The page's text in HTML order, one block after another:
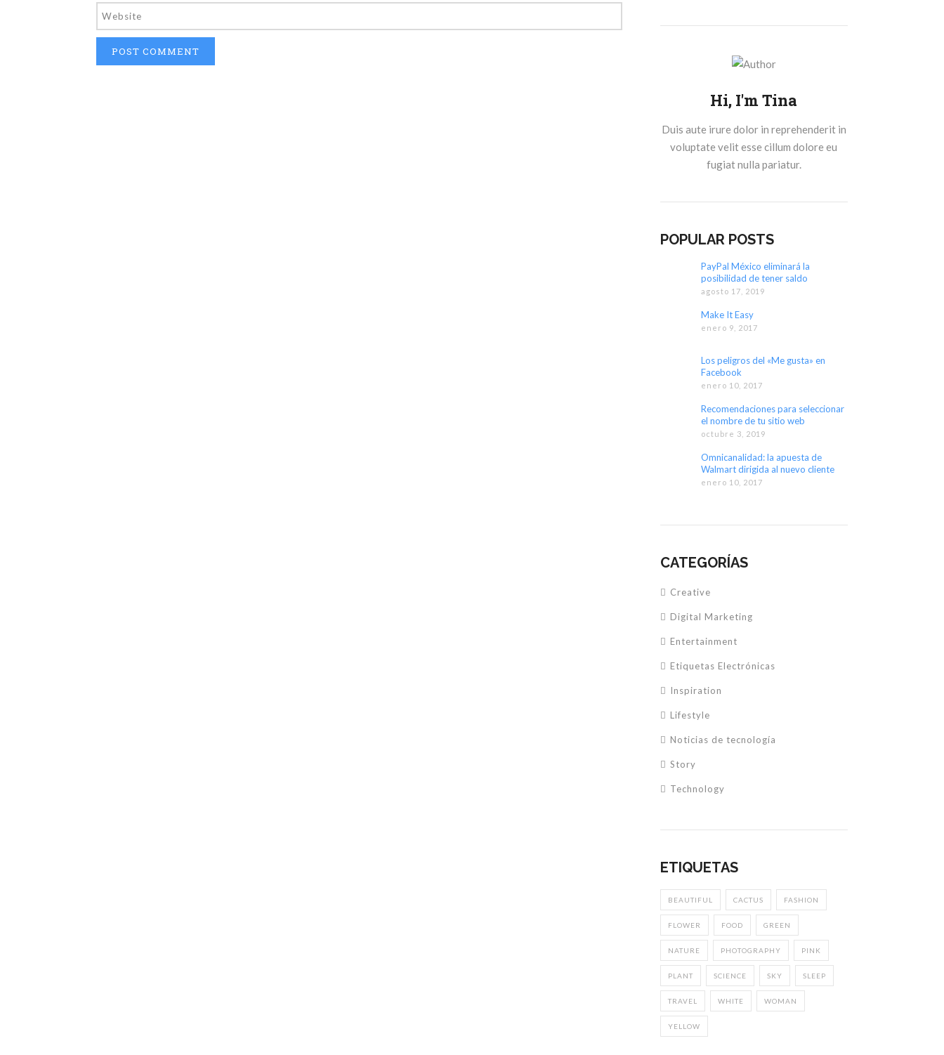
Hi, I'm Tina
Duis aute irure dolor in reprehenderit in
voluptate velit esse cillum dolore eu
fugiat nulla pariatur.
POPULAR POSTS
PayPal México eliminará la
posibilidad de tener saldo
agosto 17, 2019
Make It Easy
enero 9, 2017
Los peligros del «Me gusta» en
Facebook
enero 10, 2017
Recomendaciones para seleccionar
el nombre de tu sitio web
octubre 3, 2019
Omnicanalidad: la apuesta de
Walmart dirigida al nuevo cliente
digital
enero 10, 2017
CATEGORÍAS
Creative
Digital Marketing
Entertainment
Etiquetas Electrónicas
Inspiration
Lifestyle
Noticias de tecnología
Story
Technology
ETIQUETAS
BEAUTIFUL CACTUS FASHION
FLOWER FOOD GREEN
NATURE PHOTOGRAPHY PINK
PLANT SCIENCE SKY SLEEP
TRAVEL WHITE WOMAN
YELLOW